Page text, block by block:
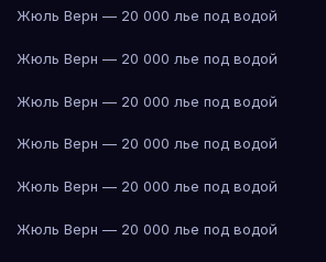
Жюль Верн — 20 000 лье под водой
Жюль Верн — 20 000 лье под водой
Жюль Верн — 20 000 лье под водой
Жюль Верн — 20 000 лье под водой
Жюль Верн — 20 000 лье под водой
Жюль Верн — 20 000 лье под водой